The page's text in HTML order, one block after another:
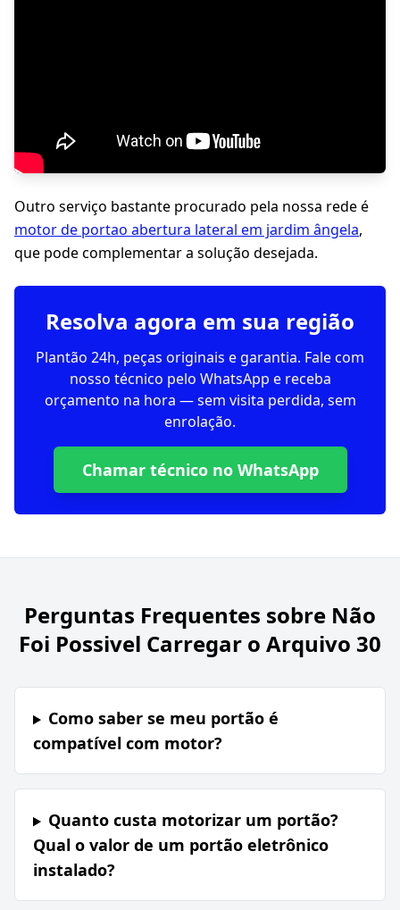
Outro serviço bastante procurado pela nossa rede é
motor de portao abertura lateral em jardim ângela,
que pode complementar a solução desejada.
Resolva agora em sua região
Plantão 24h, peças originais e garantia. Fale com
nosso técnico pelo WhatsApp e receba
orçamento na hora — sem visita perdida, sem
enrolação.
Chamar técnico no WhatsApp
Perguntas Frequentes sobre Não
Foi Possivel Carregar o Arquivo 30
Como saber se meu portão é
compatível com motor?
Quanto custa motorizar um portão?
Qual o valor de um portão eletrônico
instalado?